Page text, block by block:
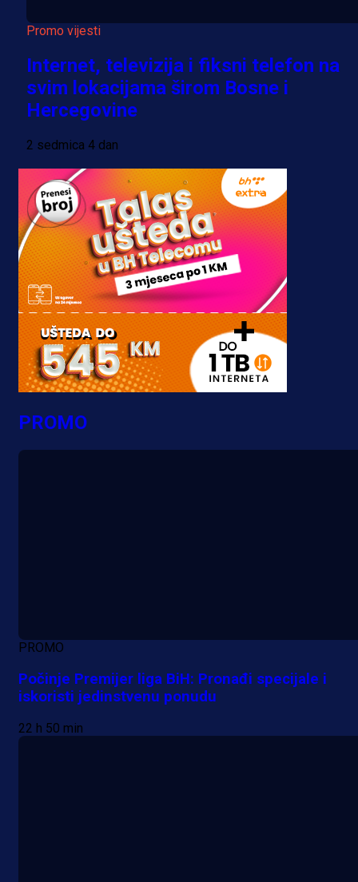
Promo vijesti
Internet, televizija i fiksni telefon na
svim lokacijama širom Bosne i
Hercegovine
2 sedmica 4 dan
PROMO
PROMO
Počinje Premijer liga BiH: Pronađi specijale i
iskoristi jedinstvenu ponudu
22 h 50 min